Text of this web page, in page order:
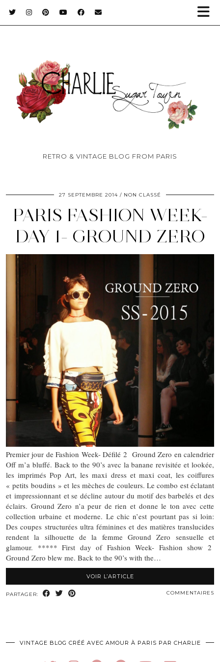
RETRO & VINTAGE BLOG FROM PARIS
27 SEPTEMBRE 2014 NON CLASSÉ
PARIS FASHION WEEK-
DAY 1- GROUND ZERO
Premier jour de Fashion Week- Défilé 2 Ground Zero en calendrier
Off m’a bluffé. Back to the 90’s avec la banane revisitée et lookée,
les imprimés Pop Art, les maxi dress et maxi coat, les coiffures
« petits boudins » et les mèches de couleurs. Le combo est éclatant
et impressionnant et se décline autour du motif des barbelés et des
éclairs. Ground Zero n’a peur de rien et donne le ton avec cette
collection urbaine et moderne. Le chic n’est pourtant pas si loin:
Des coupes structurées ultra féminines et des matières translucides
rendent la silhouette de la femme Ground Zero sensuelle et
glamour. ***** First day of Fashion Week- Fashion show 2
Ground Zero blew me. Back to the 90’s with the…
VOIR L’ARTICLE
PARTAGER: COMMENTAIRES
VINTAGE BLOG CRÉÉ AVEC AMOUR À PARIS PAR CHARLIE